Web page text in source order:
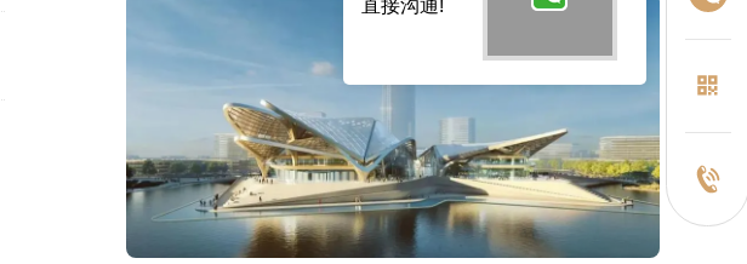
直接沟通!